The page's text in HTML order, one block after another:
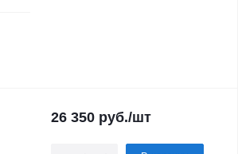
26 350 руб./шт